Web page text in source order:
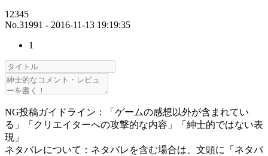
12345
No.31991 - 2016-11-13 19:19:35
1
NG投稿ガイドライン：「ゲームの感想以外が含まれてい
る」「クリエイターへの攻撃的な内容」「紳士的ではない表
現」
ネタバレについて：ネタバレを含む場合は、文頭に「ネタバ